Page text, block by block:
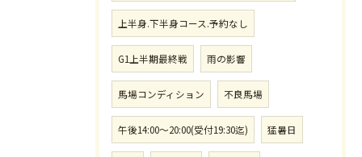
上半身.下半身コース.予約なし
G1上半期最終戦 雨の影響
馬場コンディション 不良馬場
午後14:00〜20:00(受付19:30迄) 猛暑日